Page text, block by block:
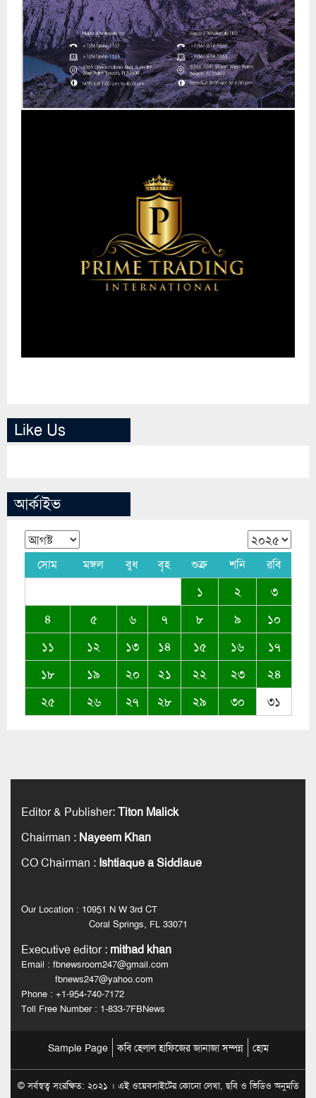
Like Us
আর্কাইভ
সোম মঙ্গল বুধ বৃহ শুক্র শনি রবি
১ ২
৩
৪
৫ ৬ ৭ ৮ ৯
১০
১১
১২ ১৩ ১৪ ১৫ ১৬
১৭
১৮
১৯ ২০ ২১ ২২ ২৩
২৪
২৫
২৬ ২৭ ২৮ ২৯ ৩০ ৩১
Editor & Publisher:Titon Malick
Chairman : Nayeem Khan
CO Chairman : Ishtiaque a Siddiaue
Our Location : 10951 N W 3rd CT
Coral Springs, FL 33071
Executive editor: mithad khan
Email : fbnewsroom247@gmail.com
fbnews247@yahoo.com
Phone : +1-954-740-7172
Toll Free Number : 1-833-7FBNews
Sample Page কবি হেলাল হাফিজের জানাজা সম্পন্ন হোম
© সর্বস্বত্ব সংরক্ষিত: ২০২১ । এই ওয়েবসাইটের কোনো লেখা, ছবি ও ভিডিও অনুমতি